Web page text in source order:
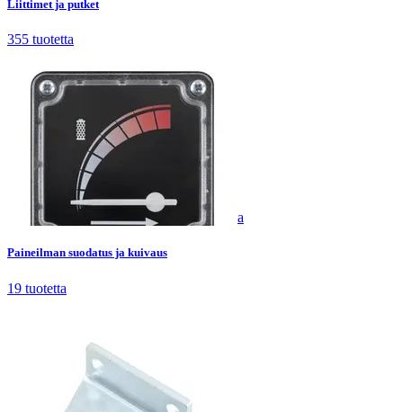
Liittimet ja putket
355 tuotetta
Paineilman suodatus ja kuivaus tuotetta
Paineilman suodatus ja kuivaus
19 tuotetta